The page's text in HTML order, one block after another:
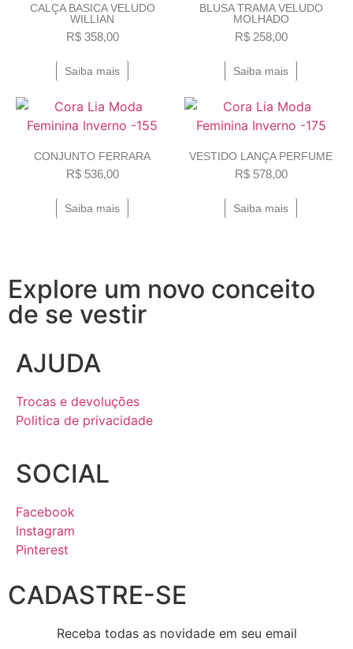
CALÇA BASICA VELUDO
WILLIAN
R$358,00
Saiba mais
BLUSA TRAMA VELUDO
MOLHADO
R$258,00
Saiba mais
CONJUNTO FERRARA
R$536,00
Saiba mais
VESTIDO LANÇA PERFUME
R$578,00
Saiba mais
Explore um novo conceito
de se vestir
AJUDA
Trocas e devoluções
Politica de privacidade
SOCIAL
Facebook
Instagram
Pinterest
CADASTRE-SE
Receba todas as novidade em seu email